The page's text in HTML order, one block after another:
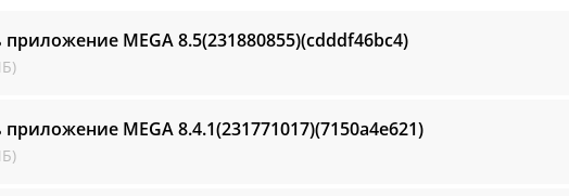
приложение MEGA8.5(231880855)(cdddf46bc4)
приложение MEGA8.4.1(231771017)(7150a4e621)